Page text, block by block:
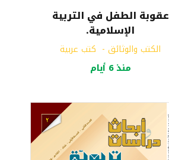
عقوبة الطفل في التربية
الإسلامية.
الكتب والوثائق - كتب عربية
منذ 6 أيام